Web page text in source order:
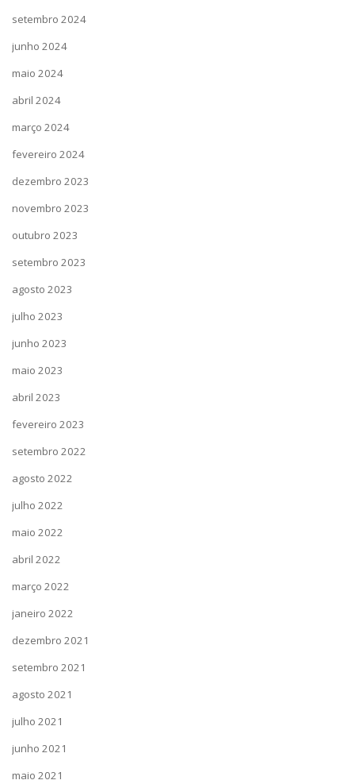
setembro 2024
junho 2024
maio 2024
abril 2024
março 2024
fevereiro 2024
dezembro 2023
novembro 2023
outubro 2023
setembro 2023
agosto 2023
julho 2023
junho 2023
maio 2023
abril 2023
fevereiro 2023
setembro 2022
agosto 2022
julho 2022
maio 2022
abril 2022
março 2022
janeiro 2022
dezembro 2021
setembro 2021
agosto 2021
julho 2021
junho 2021
maio 2021